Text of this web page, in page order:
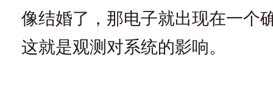
像结婚了，那电子就出现在一个
这就是观测对系统的影响。